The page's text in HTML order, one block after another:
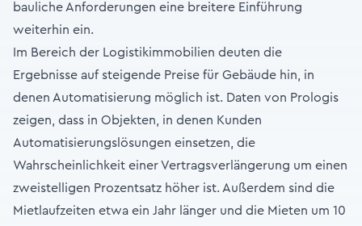
bauliche Anforderungen eine breitere Einführung
weiterhin ein.
Im Bereich der Logistikimmobilien deuten die
Ergebnisse auf steigende Preise für Gebäude hin, in
denen Automatisierung möglich ist. Daten von Prologis
zeigen, dass in Objekten, in denen Kunden
Automatisierungslösungen einsetzen, die
Wahrscheinlichkeit einer Vertragsverlängerung um einen
zweistelligen Prozentsatz höher ist. Außerdem sind die
Mietlaufzeiten etwa ein Jahr länger und die Mieten um 10